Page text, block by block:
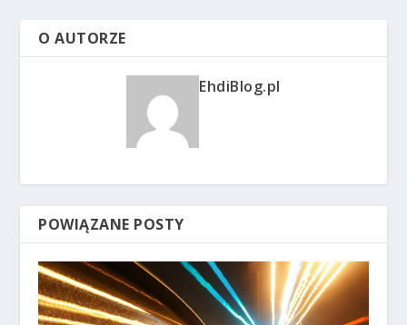
O AUTORZE
EhdiBlog.pl
POWIĄZANE POSTY